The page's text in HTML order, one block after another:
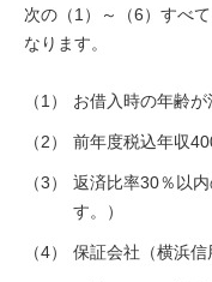
次の（1）～（6）すべ
なります。
（1） お借入時の年齢
（2） 前年度税込年収
（3）
返済比率30％以
す。）
（4） 保証会社（横浜